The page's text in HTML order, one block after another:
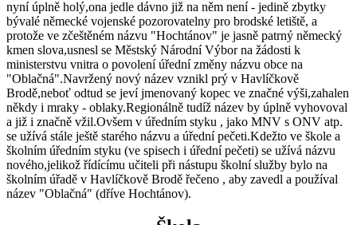
nyní úplně holý,ona jedle dávno již na něm není - jedině zbytky
bývalé německé vojenské pozorovatelny pro brodské letiště, a
protože ve zčeštěném názvu "Hochtánov" je jasně patrný německý
kmen slova,usnesl se Městský Národní Výbor na žádosti k
ministerstvu vnitra o povolení úřední změny názvu obce na
"Oblačná".Navržený nový název vznikl prý v Havlíčkově
Brodě,neboť odtud se jeví jmenovaný kopec ve značné výši,zahalen
někdy i mraky - oblaky.Regionálně tudíž název by úplně vyhovoval
a již i značně vžil.Ovšem v úředním styku , jako MNV s ONV atp.
se užívá stále ještě starého názvu a úřední pečeti.Kdežto ve škole a
školním úředním styku (ve spisech i úřední pečeti) se užívá názvu
nového,jelikož řídícímu učiteli při nástupu školní služby bylo na
školním úřadě v Havlíčkově Brodě řečeno , aby zavedl a používal
název "Oblačná" (dříve Hochtánov).